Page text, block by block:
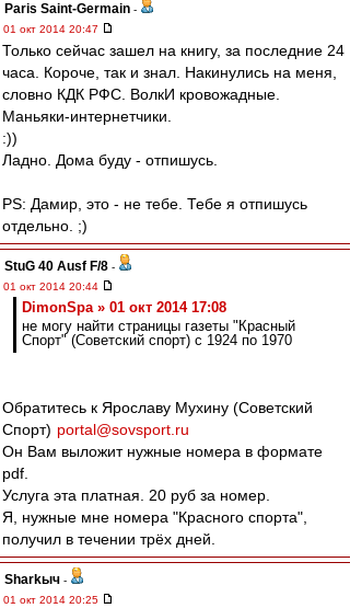
Paris Saint-Germain -
01 окт 2014 20:47
Только сейчас зашел на книгу, за последние 24
часа. Короче, так и знал. Накинулись на меня,
словно КДК РФС. ВолкИ кровожадные.
Маньяки-интернетчики.
:))
Ладно. Дома буду - отпишусь.
PS: Дамир, это - не тебе. Тебе я отпишусь
отдельно. ;)
StuG 40 Ausf F/8 -
01 окт 2014 20:44
DimonSpa » 01 окт 2014 17:08
не могу найти страницы газеты "Красный
Спорт" (Советский спорт) с 1924 по 1970
Обратитесь к Ярославу Мухину (Советский
Спорт) portal@sovsport.ru
Он Вам выложит нужные номера в формате
pdf.
Услуга эта платная. 20 руб за номер.
Я, нужные мне номера "Красного спорта",
получил в течении трёх дней.
Sharkыч -
01 окт 2014 20:25